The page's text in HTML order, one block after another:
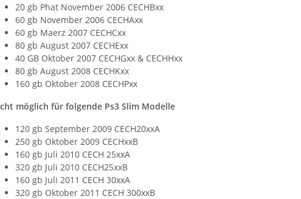
20 gb Phat November 2006 CECHBxx
60 gb November 2006 CECHAxx
60 gb Maerz 2007 CECHCxx
80 gb August 2007 CECHExx
40 GB Oktober 2007 CECHGxx & CECHHxx
80 gb August 2008 CECHKxx
160 gb Oktober 2008 CECHPxx
möglich für folgende Ps3 Slim Modelle
120 gb September 2009 CECH20xxA
250 gb Oktober 2009 CECHxxB
160 gb Juli 2010 CECH 25xxA
320 gb Juli 2010 CECH25xxB
160 gb Juli 2011 CECH 30xxA
320 gb Oktober 2011 CECH 300xxB
3 KEM KES
Schlitten ohne Laser
KEM 450AAA Laufwerk oberteil
Sony Playstation 3 PS3 Slim